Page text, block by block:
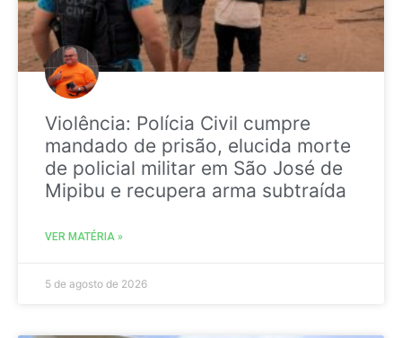
Violência: Polícia Civil cumpre
mandado de prisão, elucida morte
de policial militar em São José de
Mipibu e recupera arma subtraída
VER MATÉRIA »
5 de agosto de 2026